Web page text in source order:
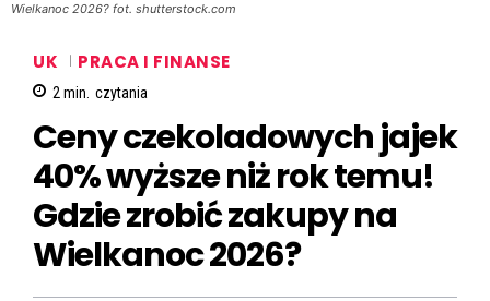
Wielkanoc 2026? fot. shutterstock.com
UK PRACA I FINANSE
2 min. czytania
Ceny czekoladowych jajek
40% wyższe niż rok temu!
Gdzie zrobić zakupy na
Wielkanoc 2026?